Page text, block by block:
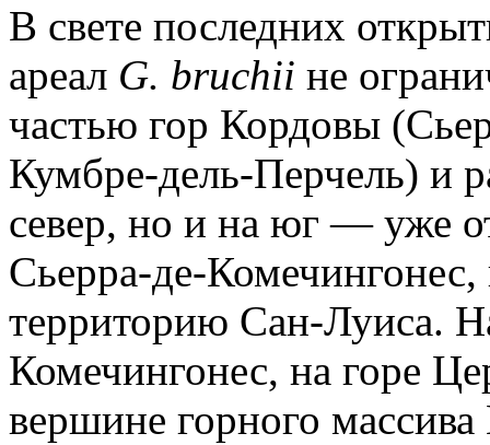
В свете последних
ареал G. bruchii не
частью гор Кордовы
Кумбре-дель-Перчель) и
север, но и на юг — уже
Сьерра-де-Комечингонес,
территорию Сан-Луиса.
Комечингонес, на горе
вершине горного